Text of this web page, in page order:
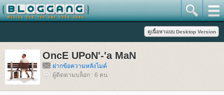
OncE UPoN'-'a MaN
ฝากข้อความหลังไมค์
ผู้ติดตามบล็อก : 6 คน